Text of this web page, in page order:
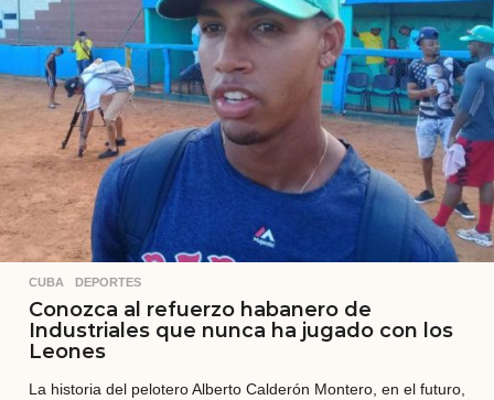
s
CUBA ,DEPORTES
Conozca al refuerzo habanero de
Industriales que nunca ha jugado con los
Leones
La historia del pelotero Alberto Calderón Montero, en el futuro,